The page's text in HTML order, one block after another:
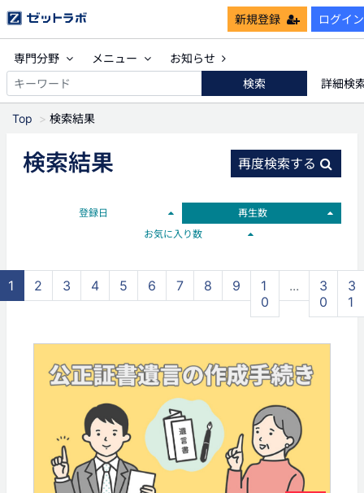
新規登録 ログイン
専門分野 メニュー
お知らせ
検索
詳細検
Top 検索結果
検索結果 再度検索する
登録日
再生数
お気に入り数
1 2 3 4 5 6 7 8 9
1
0
...
3
0
3
1